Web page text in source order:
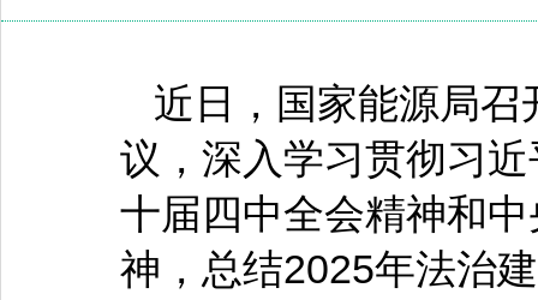
近日，国家能源局
议，深入学习贯彻习
十届四中全会精神和
神，总结2025年法治